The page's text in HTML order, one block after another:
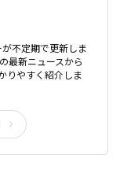
不定期で更新しま
最新ニュースから
りやすく紹介しま